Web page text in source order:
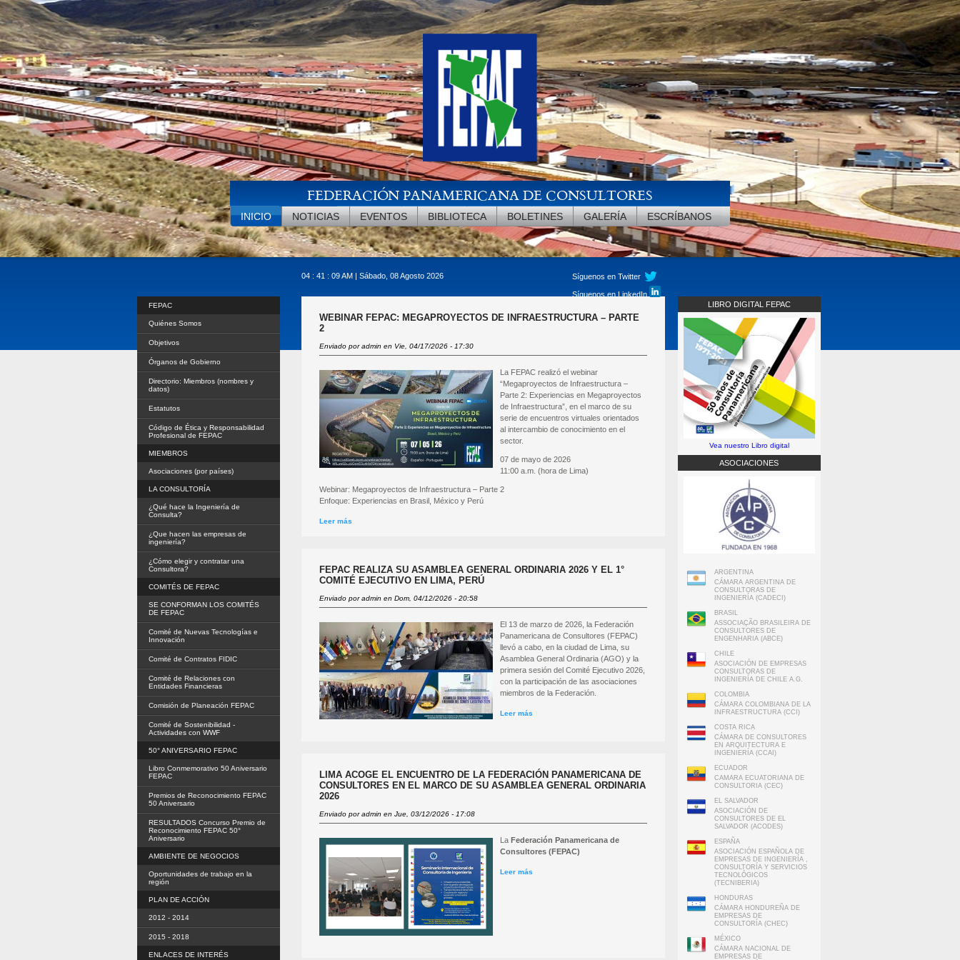
Pasar al contenido principal
FEDERACIÓN PANAMERICANA DE CONSULTORES
INICIO NOTICIAS EVENTOS BIBLIOTECA BOLETINES GALERÍA ESCRÍBANOS
04 : 41 : 10 AM | Sábado, 08 Agosto 2026 Síguenos en Twitter
Síguenos en LinkedIn
WEBINAR FEPAC: MEGAPROYECTOS DE INFRAESTRUCTURA – PARTE
2
Enviado poradmin en Vie, 04/17/2026 - 17:30
La FEPAC realizó el webinar
“Megaproyectos de Infraestructura –
Parte 2: Experiencias en Megaproyectos
de Infraestructura”, en el marco de su
serie de encuentros virtuales orientados
al intercambio de conocimiento en el
sector.
07 de mayo de 2026
11:00 a.m. (hora de Lima)
Webinar: Megaproyectos de Infraestructura – Parte 2
Enfoque: Experiencias en Brasil, México y Perú
Leer más
FEPAC REALIZA SU ASAMBLEA GENERAL ORDINARIA 2026 Y EL 1°
COMITÉ EJECUTIVO EN LIMA, PERÚ
Enviado poradmin en Dom, 04/12/2026 - 20:58
El 13 de marzo de 2026, la Federación
Panamericana de Consultores (FEPAC)
llevó a cabo, en la ciudad de Lima, su
Asamblea General Ordinaria (AGO) y la
primera sesión del Comité Ejecutivo 2026,
con la participación de las asociaciones
miembros de la Federación.
Leer más
LIMA ACOGE EL ENCUENTRO DE LA FEDERACIÓN PANAMERICANA DE
CONSULTORES EN EL MARCO DE SU ASAMBLEA GENERAL ORDINARIA
2026
Enviado poradmin en Jue, 03/12/2026 - 17:08
LaFederación Panamericana de
Consultores (FEPAC)
Leer más
FEPAC
Quiénes Somos
Objetivos
Órganos de Gobierno
Directorio: Miembros (nombres y
datos)
Estatutos
Código de Ética y Responsabilidad
Profesional de FEPAC
MIEMBROS
Asociaciones (por países)
LA CONSULTORÍA
¿Qué hace la Ingeniería de
Consulta?
¿Que hacen las empresas de
ingeniería?
¿Cómo elegir y contratar una
Consultora?
COMITÉS DE FEPAC
SE CONFORMAN LOS COMITÉS
DE FEPAC
Comité de Nuevas Tecnologías e
Innovación
Comité de Contratos FIDIC
Comité de Relaciones con
Entidades Financieras
Comisión de Planeación FEPAC
Comité de Sostenibilidad -
Actividades con WWF
50° ANIVERSARIO FEPAC
Libro Conmemorativo 50 Aniversario
FEPAC
Premios de Reconocimiento FEPAC
50 Aniversario
RESULTADOS Concurso Premio de
Reconocimiento FEPAC 50°
Aniversario
AMBIENTE DE NEGOCIOS
Oportunidades de trabajo en la
región
PLAN DE ACCIÓN
2012 - 2014
2015 - 2018
ENLACES DE INTERÉS
LIBRO DIGITAL FEPAC
Vea nuestro Libro digital
ASOCIACIONES
ARGENTINA
CÁMARA ARGENTINA DE
CONSULTORAS DE
INGENIERÍA (CADECI)
BRASIL
ASSOCIAÇÃO BRASILEIRA DE
CONSULTORES DE
ENGENHARIA (ABCE)
CHILE
ASOCIACIÓN DE EMPRESAS
CONSULTORAS DE
INGENIERÍA DE CHILE A.G.
COLOMBIA
CÁMARA COLOMBIANA DE LA
INFRAESTRUCTURA (CCI)
COSTA RICA
CÁMARA DE CONSULTORES
EN ARQUITECTURA E
INGENIERÍA (CCAI)
ECUADOR
CAMARA ECUATORIANA DE
CONSULTORIA (CEC)
EL SALVADOR
ASOCIACIÓN DE
CONSULTORES DE EL
SALVADOR (ACODES)
ESPAÑA
ASOCIACIÓN ESPAÑOLA DE
EMPRESAS DE INGENIERÍA ,
CONSULTORÍA Y SERVICIOS
TECNOLÓGICOS
(TECNIBERIA)
HONDURAS
CÁMARA HONDUREÑA DE
EMPRESAS DE
CONSULTORÍA (CHEC)
MÉXICO
CÁMARA NACIONAL DE
EMPRESAS DE